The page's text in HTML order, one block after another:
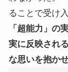
ることで受け
「超能力」の
実に反映され
な思いを抱か